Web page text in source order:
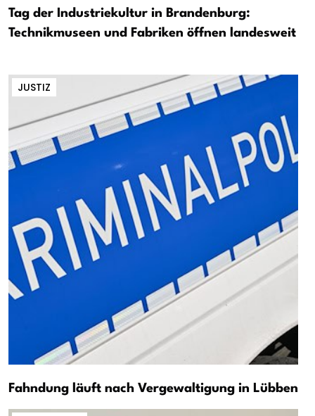
Tag der Industriekultur in Brandenburg:
Technikmuseen und Fabriken öffnen landesweit
JUSTIZ
Fahndung läuft nach Vergewaltigung in Lübben